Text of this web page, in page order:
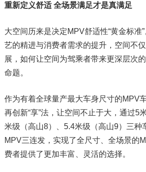
重新定义舒适 全场景满足才是真满足
大空间历来是决定MPV舒适性“黄金标准
艺的精进与消费者需求的提升，空间不
展，如何让空间为驾乘者带来更深层次
命题。
作为有着全球量产最大车身尺寸的MPV
再创新“享”法，让空间不止于大，通过5
米级（高山8）、5.4米级（高山9）三种
MPV三连发，实现了全尺寸、全场景的
费者提供了更加丰富、灵活的选择。